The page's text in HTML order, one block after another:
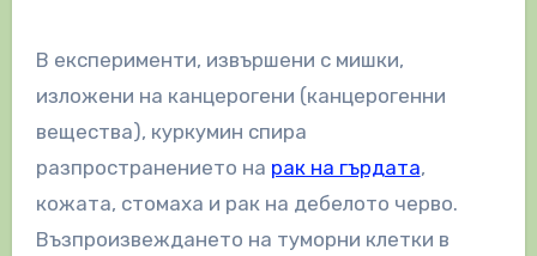
В експерименти, извършени с мишки,
изложени на канцерогени (канцерогенни
вещества), куркумин спира
разпространението на рак на гърдата,
кожата, стомаха и рак на дебелото черво.
Възпроизвеждането на туморни клетки в